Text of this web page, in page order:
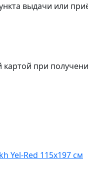
выдачи или
при